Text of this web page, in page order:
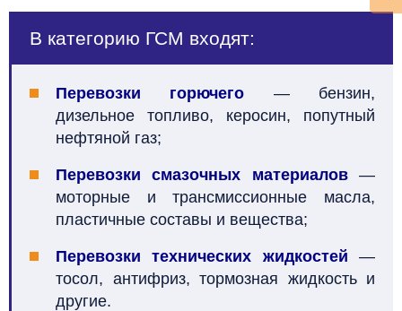
В категорию ГСМ входят:
Перевозки горючего — бензин,
дизельное топливо, керосин, попутный
нефтяной газ;
Перевозки смазочных материалов—
моторные и трансмиссионные масла,
пластичные составы и вещества;
Перевозки технических жидкостей —
тосол, антифриз, тормозная жидкость и
другие.